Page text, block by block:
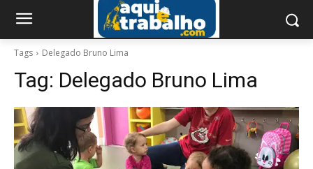
Tags Delegado Bruno Lima
Tag: Delegado Bruno Lima